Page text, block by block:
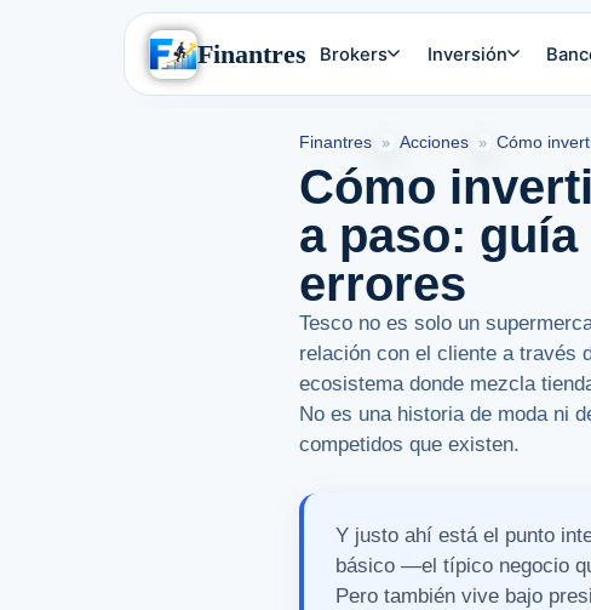
Finantres Brokers Inversión
Finantres » Acciones » Cómo
Cómo
a paso:
errores
Tesco no es solo un
relación con el cliente a través
ecosistema donde mezcla
No es una historia de moda ni
competidos que existen.
Y justo ahí está el punto
básico —el típico negocio
Pero también vive bajo